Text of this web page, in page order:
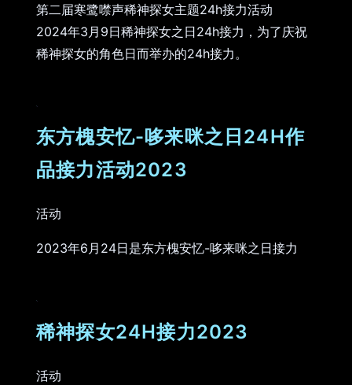
第二届寒鹭噤声稀神探女主题24h接力活动
2024年3月9日稀神探女之日24h接力，为了庆祝
稀神探女的角色日而举办的24h接力。
东方槐安忆-哆来咪之日24H作
品接力活动2023
活动
2023年6月24日是东方槐安忆-哆来咪之日接力
稀神探女24H接力2023
活动